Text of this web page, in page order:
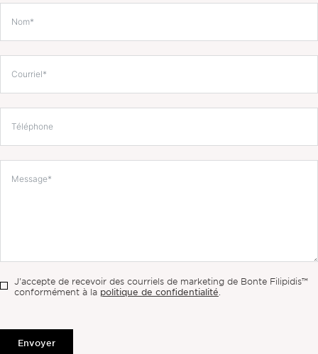
J'accepte de recevoir des courriels de marketing de Bonte Filipidis™
conformément à la politique de confidentialité.
Envoyer